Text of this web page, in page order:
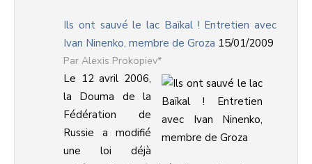
Ils ont sauvé le lac Baïkal ! Entretien avec
Ivan Ninenko, membre de Groza 15/01/2009
Alexis Prokopiev*
Le 12 avril 2006,
la Douma de la
Fédération de
Russie a modifié
une loi déjà